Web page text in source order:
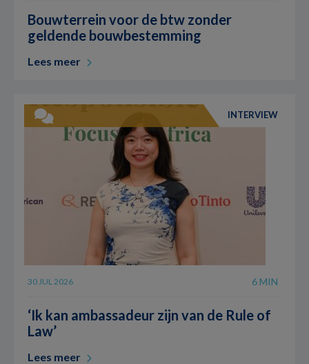
Bouwterrein voor de btw zonder
geldende bouwbestemming
Lees meer
INTERVIEW
30 JUL 2026 6 MIN
‘Ik kan ambassadeur zijn van de Rule of
Law’
Lees meer